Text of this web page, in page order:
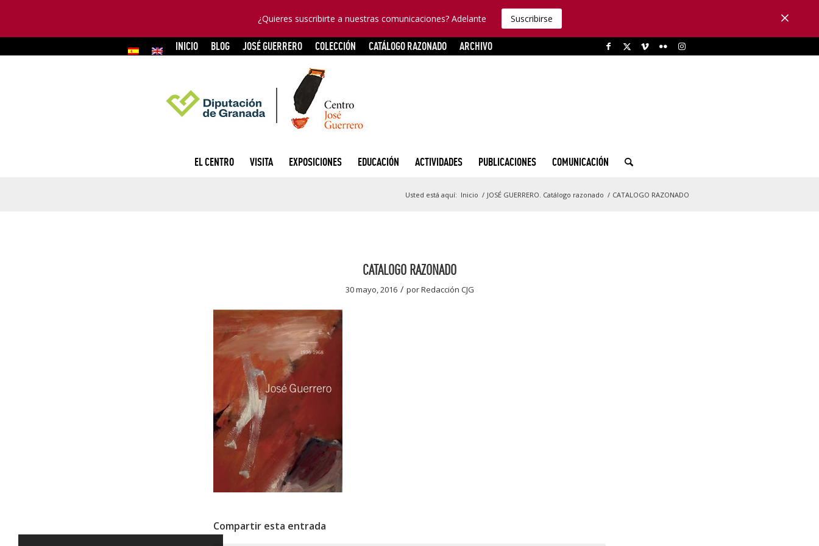
¿Quieres suscribirte a nuestras comunicaciones? Adelante Suscribirse
INICIO BLOG JOSÉ GUERRERO COLECCIÓN CATÁLOGO RAZONADO ARCHIVO
EL CENTRO VISITA EXPOSICIONES EDUCACIÓN ACTIVIDADES PUBLICACIONES COMUNICACIÓN
Usted está aquí: Inicio / JOSÉ GUERRERO. Catálogo razonado / CATALOGO RAZONADO
CATALOGO RAZONADO
30 mayo, 2016 / porRedacción CJG
Compartir esta entrada